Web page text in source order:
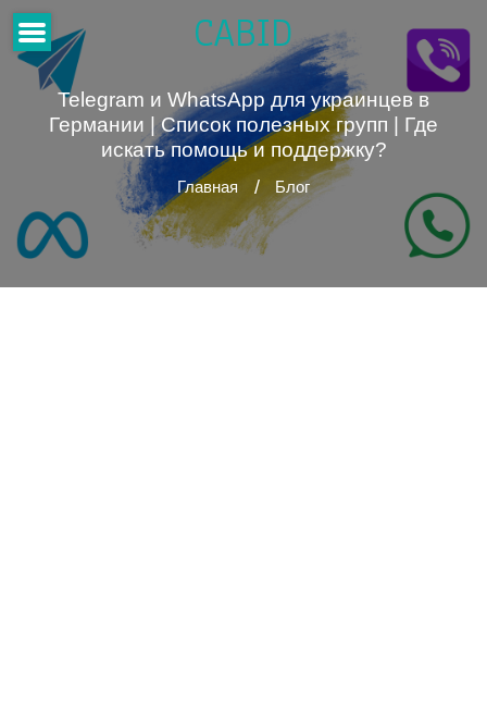
CABID
Telegram и WhatsApp для украинцев в
Германии | Список полезных групп | Где
искать помощь и поддержку?
Главная Блог